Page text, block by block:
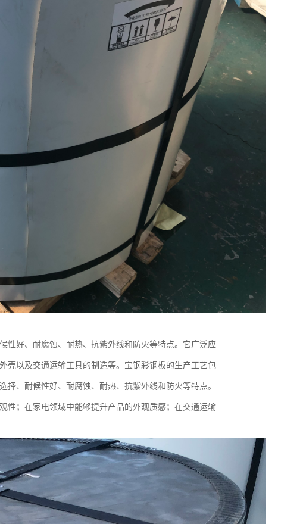
性好、耐腐蚀、耐热、抗紫外线和防火等特点。它广泛应
壳以及交通运输工具的制造等。宝钢彩钢板的生产工艺包
、耐候性好、耐腐蚀、耐热、抗紫外线和防火等特点。
性；在家电领域中能够提升产品的外观质感；在交通运输